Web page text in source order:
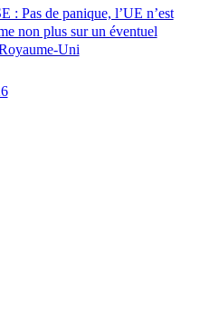
: Pas de panique, l’UE n’est
non plus sur un éventuel
Uni